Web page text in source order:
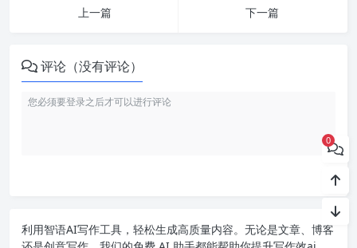
上一篇
下一篇
评论（没有评论）
利用智语AI写作工具，轻松生成高质量内容。无论是文章、博客
0